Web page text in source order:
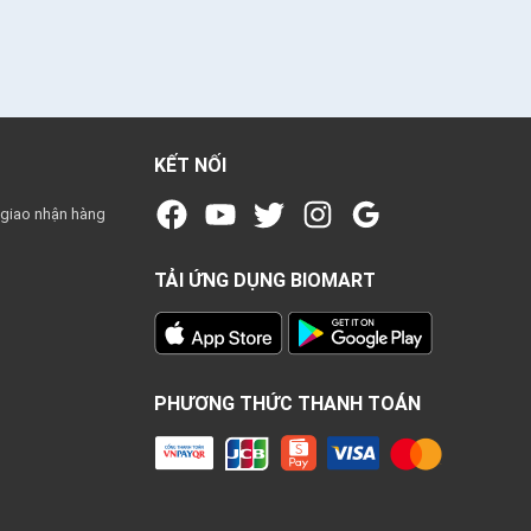
nhận hàng
KẾT NỐI
TẢI ỨNG DỤNG BIOMART
PHƯƠNG THỨC THANH TOÁN